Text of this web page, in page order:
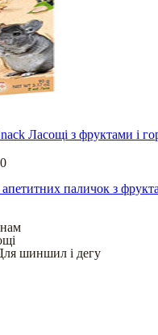
Ласощі з фруктами і
апетитних паличок з
шиншил і дегу